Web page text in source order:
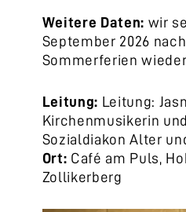
Weitere Daten: wir
September 2026
Sommerferien wieder
Leitung: Leitung:
Kirchenmusikerin
Sozialdiakon Alter
Ort: Café am Puls,
Zollikerberg